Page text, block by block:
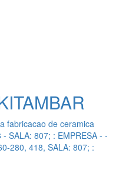
fabricacao de ceramica
SALA: 807; : EMPRESA - -
280, 418, SALA: 807; :